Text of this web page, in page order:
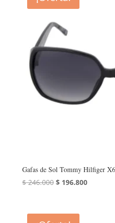
Gafas de Sol Tommy Hilfiger
$246.000 El
era:
$196.800El